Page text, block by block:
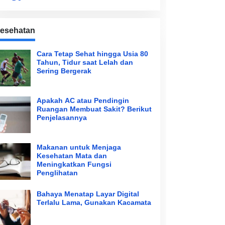
Cara Tetap Sehat hingga Usia 80
Tahun, Tidur saat Lelah dan
Sering Bergerak
Apakah AC atau Pendingin
Ruangan Membuat Sakit? Berikut
Penjelasannya
Makanan untuk Menjaga
Kesehatan Mata dan
Meningkatkan Fungsi
Penglihatan
Bahaya Menatap Layar Digital
Terlalu Lama, Gunakan Kacamata